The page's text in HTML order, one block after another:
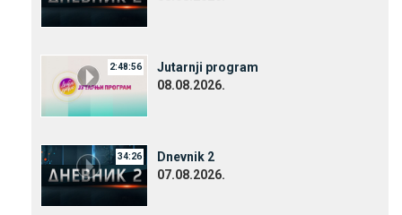
2:48:56
Јutarnji program
08.08.2026.
34:26
Dnevnik 2
07.08.2026.